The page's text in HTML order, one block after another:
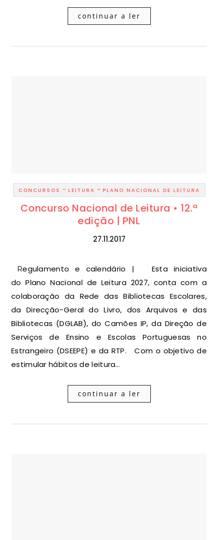
continuar a ler
CONCURSOS - LEITURA - PLANO NACIONAL DE LEITURA
Concurso Nacional de Leitura • 12.ª
edição | PNL
27.11.2017
Regulamento e calendário | Esta iniciativa
do Plano Nacional de Leitura 2027, conta com a
colaboração da Rede das Bibliotecas Escolares,
da Direcção-Geral do Livro, dos Arquivos e das
Bibliotecas (DGLAB), do Camões IP, da Direção de
Serviços de Ensino e Escolas Portuguesas no
Estrangeiro (DSEEPE) e da RTP. Com o objetivo de
estimular hábitos de leitura…
continuar a ler